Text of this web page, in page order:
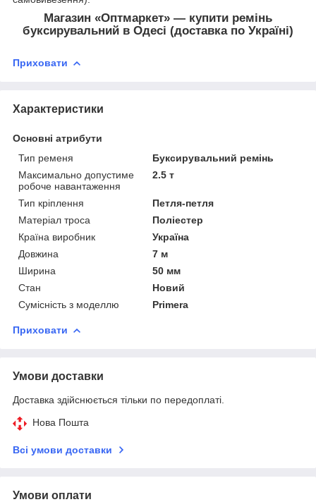
Магазин «Оптмаркет» — купити ремінь
буксирувальний в Одесі (доставка по Україні)
Приховати
Характеристики
Основні атрибути
Тип ременя
Буксирувальний ремінь
Максимально допустиме
робоче навантаження
2.5 т
Тип кріплення
Петля-петля
Матеріал троса
Поліестер
Країна виробник
Україна
Довжина
7 м
Ширина
50 мм
Стан
Новий
Сумісність з моделлю
Primera
Приховати
Умови доставки
Доставка здійснюється тільки по передоплаті.
Нова Пошта
Всі умови доставки
Умови оплати